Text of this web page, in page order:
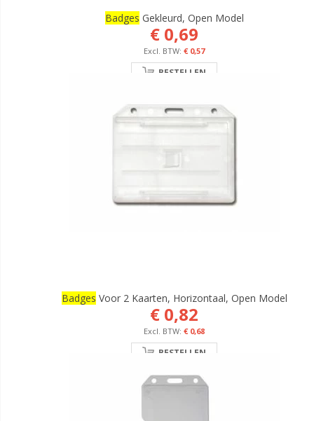
Badges Gekleurd, Open Model
€ 0,69
€ 0,57
BESTELLEN
Badges Voor 2 Kaarten, Horizontaal, Open Model
€ 0,82
€ 0,68
BESTELLEN